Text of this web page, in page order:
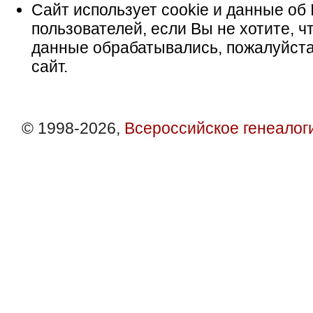
Сайт использует cookie и данные об
пользователей, если Вы не хотите,
данные обрабатывались,
сайт.
© 1998-2026, Всероссийское